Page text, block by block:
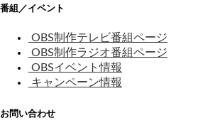
番組／イベント
OBS制作テレビ番組ページ
OBS制作ラジオ番組ページ
OBSイベント情報
キャンペーン情報
お問い合わせ